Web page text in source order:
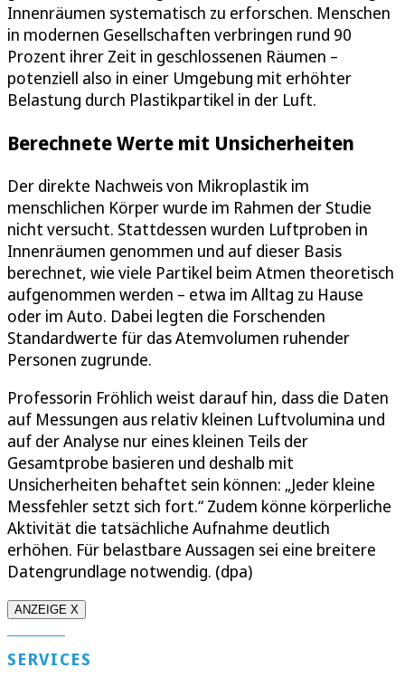
Innenräumen systematisch zu erforschen. Menschen
in modernen Gesellschaften verbringen rund 90
Prozent ihrer Zeit in geschlossenen Räumen –
potenziell also in einer Umgebung mit erhöhter
Belastung durch Plastikpartikel in der Luft.
Berechnete Werte mit Unsicherheiten
Der direkte Nachweis von Mikroplastik im
menschlichen Körper wurde im Rahmen der Studie
nicht versucht. Stattdessen wurden Luftproben in
Innenräumen genommen und auf dieser Basis
berechnet, wie viele Partikel beim Atmen theoretisch
aufgenommen werden – etwa im Alltag zu Hause
oder im Auto. Dabei legten die Forschenden
Standardwerte für das Atemvolumen ruhender
Personen zugrunde.
Professorin Fröhlich weist darauf hin, dass die Daten
auf Messungen aus relativ kleinen Luftvolumina und
auf der Analyse nur eines kleinen Teils der
Gesamtprobe basieren und deshalb mit
Unsicherheiten behaftet sein können: „Jeder kleine
Messfehler setzt sich fort.“ Zudem könne körperliche
Aktivität die tatsächliche Aufnahme deutlich
erhöhen. Für belastbare Aussagen sei eine breitere
Datengrundlage notwendig. (dpa)
ANZEIGE X
SERVICES